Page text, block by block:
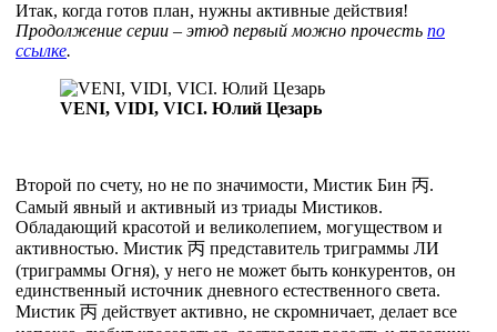
Итак, когда готов план, нужны активные действия!
Продолжение серии – этюд первый можно прочесть по
ссылке.
VЕNI, VIDI, VICI. Юлий Цезарь
Второй по счету, но не по значимости, Мистик Бин 丙.
Самый явный и активный из триады Мистиков.
Обладающий красотой и великолепием, могуществом и
активностью. Мистик 丙 представитель триграммы ЛИ
(триграммы Огня), у него не может быть конкурентов, он
единственный источник дневного естественного света.
Мистик 丙 действует активно, не скромничает, делает все